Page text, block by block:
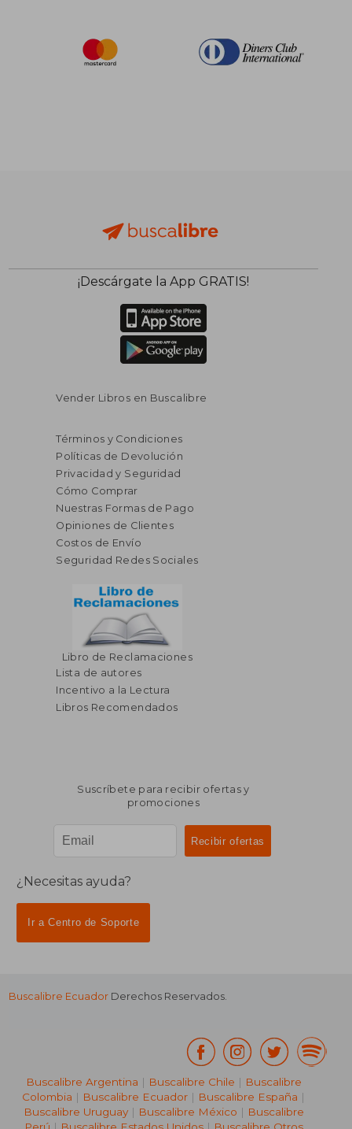
¡Descárgate la App GRATIS!
Vender Libros en Buscalibre
Términos y Condiciones
Políticas de Devolución
Privacidad y Seguridad
Cómo Comprar
Nuestras Formas de Pago
Opiniones de Clientes
Costos de Envío
Seguridad Redes Sociales
Libro de Reclamaciones
Lista de autores
Incentivo a la Lectura
Libros Recomendados
Suscríbete para recibir ofertas y
promociones
¿Necesitas ayuda?
Ir a Centro de Soporte
Buscalibre Ecuador Derechos Reservados.
Buscalibre Argentina | Buscalibre Chile | Buscalibre
Colombia | Buscalibre Ecuador | Buscalibre España |
Buscalibre Uruguay| Buscalibre México | Buscalibre
Perú | Buscalibre Estados Unidos| Buscalibre Otros